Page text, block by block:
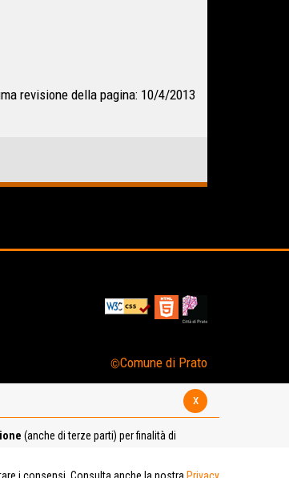
revisione della pagina: 10/4/2013
Comune di Prato
x
(anche di terze parti) per finalità di